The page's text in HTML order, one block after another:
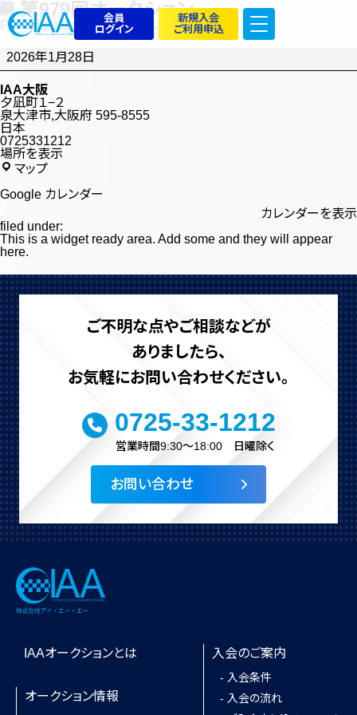
会員
ログイン
新規入会
ご利用申込
第979回オークション
Posted2026年1月6日 by
iaa@dmin
第
979
回
オ
ー
ク
シ
ョ
ン
2026年1月28日
IAA大阪
夕凪町１−２
泉大津市,大阪府 595-8555
日本
0725331212
場所を表示
マップIAA
阪
Google カレンダー
カレンダーを表示
filed under:
This is a widget ready area. Add some and they will appear
here.
ご不明な点やご相談などが
ありましたら、
お気軽にお問い合わせください。
0725-33-1212
営業時間9:30～18:00 日曜除く
お問い合わせ
IAAオークションとは
オークション情報
入会のご案内
- 入会条件
- 入会の流れ